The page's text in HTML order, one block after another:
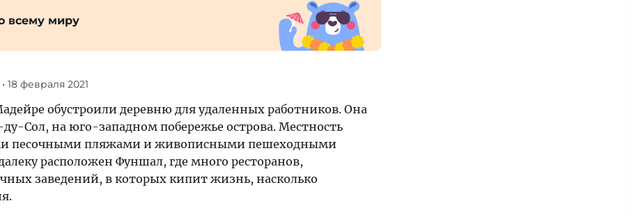
всему миру
• 18 февраля 2021
обустроили деревню для удаленных работников. Она
Сол, на юго-западном побережье острова. Местность
песочными пляжами и живописными пешеходными
расположен Фуншал, где много ресторанов,
заведений, в которых кипит жизнь, насколько